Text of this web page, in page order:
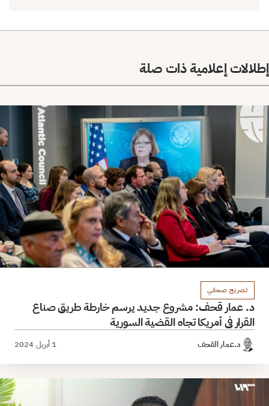
إطلالات إعلامية ذات صلة
تصريح صحفي
د. عمار قحف: مشروع جديد يرسم خارطة طريق صناع
القرار في أمريكا تجاه القضية السورية
د.عمار القحف 1 أبريل 2024